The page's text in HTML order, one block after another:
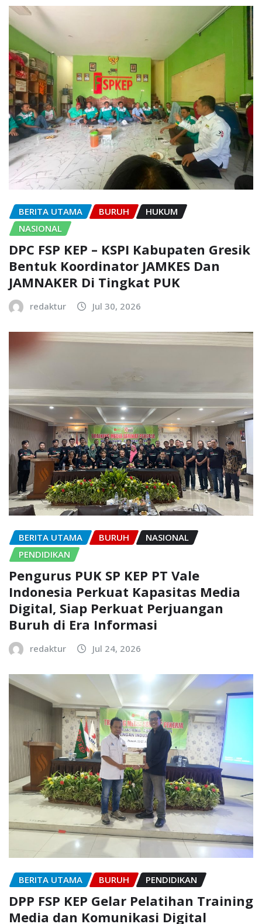
BERITA UTAMA BURUH
HUKUM
NASIONAL
DPC FSP KEP – KSPI Kabupaten Gresik
Bentuk Koordinator JAMKES Dan
JAMNAKER Di Tingkat PUK
redaktur Jul 30, 2026
BERITA UTAMA BURUH
NASIONAL
PENDIDIKAN
Pengurus PUK SP KEP PT Vale
Indonesia Perkuat Kapasitas Media
Digital, Siap Perkuat Perjuangan
Buruh di Era Informasi
redaktur Jul 24, 2026
BERITA UTAMA BURUH PENDIDIKAN
DPP FSP KEP Gelar Pelatihan Training
Media dan Komunikasi Digital